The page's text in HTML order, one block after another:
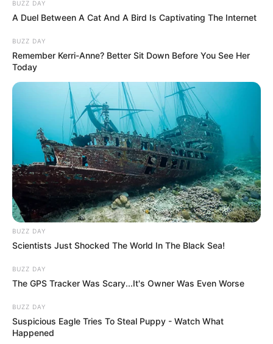
Azonban nem a háztartási gépek jelenléte a semmi
közepén okozta a legnagyobb aggodalmat, hanem
egy apró részlet.
körbefonta.
A láncszemek szorosan beágyazódtak a tok
fémébe, végeiket pedig egy vastag, korróziós
réteggel borított zárókapocs kötötte össze.
Nem látszott semmiféle alapzat, fal vagy út a
környéken.
Valaki hatalmas erőfeszítés árán szándékosan
hozta ide ezt a tárgyat.
Mark Peterson took a few more steps forward and
suddenly stopped.
BUZZ DAY
A Duel Between A Cat And A Bird Is Captivating The Internet
BUZZ DAY
Remember Kerri-Anne? Better Sit Down Before You See Her
Today
BUZZ DAY
Scientists Just Shocked The World In The Black Sea!
BUZZ DAY
The GPS Tracker Was Scary...It's Owner Was Even Worse
BUZZ DAY
Suspicious Eagle Tries To Steal Puppy - Watch What
Happened